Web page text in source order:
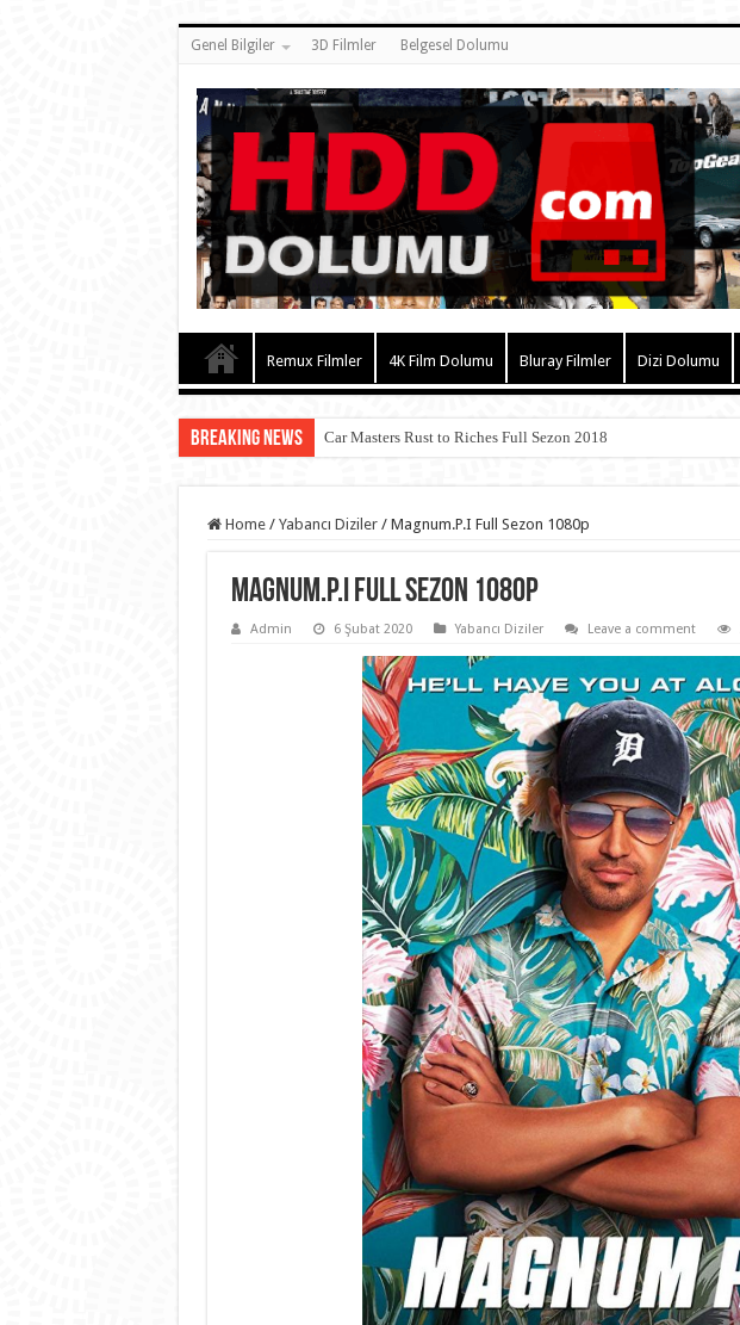
Genel Bilgiler 3D Filmler Belgesel Dolumu
Remux Filmler 4K Film Dolumu Bluray Filmler Dizi Dolumu
Breaking News Car Masters Rust to Riches Full Sezon 2018
Home / Yabancı Diziler / Magnum.P.I Full Sezon 1080p
Magnum.P.I Full Sezon 1080p
Admin 6 Şubat 2020 Yabancı Diziler Leave a comment